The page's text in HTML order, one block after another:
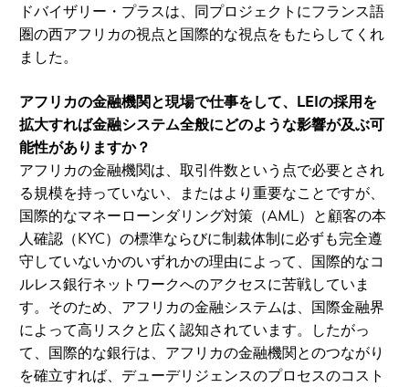
ドバイザリー・プラスは、同プロジェクトにフランス語
圏の西アフリカの視点と国際的な視点をもたらしてくれ
ました。
アフリカの金融機関と現場で仕事をして、LEIの採用を
拡大すれば金融システム全般にどのような影響が及ぶ可
能性がありますか？
アフリカの金融機関は、取引件数という点で必要とされ
る規模を持っていない、またはより重要なことですが、
国際的なマネーローンダリング対策（AML）と顧客の本
人確認（KYC）の標準ならびに制裁体制に必ずも完全遵
守していないかのいずれかの理由によって、国際的なコ
ルレス銀行ネットワークへのアクセスに苦戦していま
す。そのため、アフリカの金融システムは、国際金融界
によって高リスクと広く認知されています。したがっ
て、国際的な銀行は、アフリカの金融機関とのつながり
を確立すれば、デューデリジェンスのプロセスのコスト